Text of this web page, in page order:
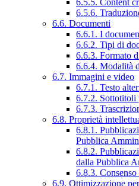
6.5.5. Content
6.5.6.
6.6. Documenti
6.6.1. I
6.6.2. Tipi di
6.6.3. Formato
6.6.4. Modalità
6.7. Immagini e video
6.7.1. Testo
6.7.2. Sottotitoli
6.7.3.
6.8. Proprietà
6.8.1.
Pubblica
6.8.2.
dalla Pubblica
6.8.3.
6.9. Ottimizzazione